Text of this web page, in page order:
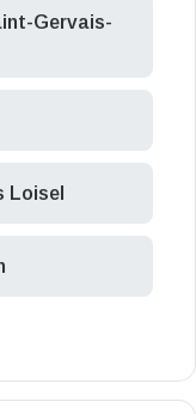
Gervais-
Loisel